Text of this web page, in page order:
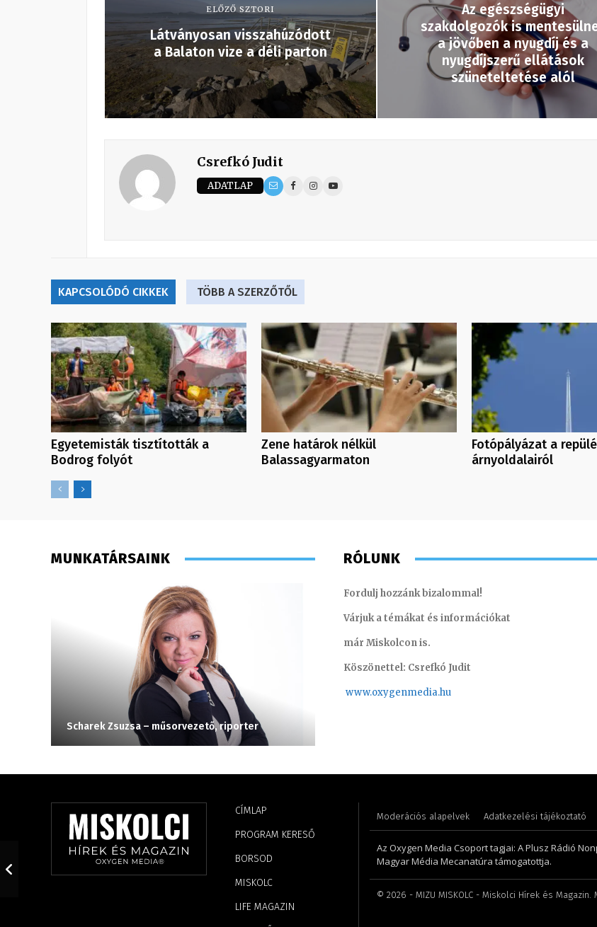
ELŐZŐ SZTORI
Látványosan visszahúzódott
a Balaton vize a déli parton
Az egészségügyi
szakdolgozók is
a jövőben a nyugdíj és a
nyugdíjszerű ellátások
szüneteltetése alól
Csrefkó Judit
ADATLAP
KAPCSOLÓDÓ CIKKEK TÖBB A SZERZŐTŐL
Egyetemisták tisztították a
Bodrog folyót
Zene határok nélkül
Balassagyarmaton
Fotópályázat a
árnyoldalairól
MUNKATÁRSAINK
Scharek Zsuzsa – műsorvezető, riporter
RÓLUNK
Fordulj hozzánk bizalommal!
Várjuk a témákat és információkat
már Miskolcon is.
Köszönettel: Csrefkó Judit
www.oxygenmedia.hu
CÍMLAP
PROGRAM KERESŐ
BORSOD
MISKOLC
LIFE MAGAZIN
Moderációs alapelvek Adatkezelési tájékoztató
Az Oxygen Media Csoport tagjai: A Plusz Rádió
Magyar Média Mecanatúra támogatottja.
© 2026 - MIZU MISKOLC - Miskolci Hírek és